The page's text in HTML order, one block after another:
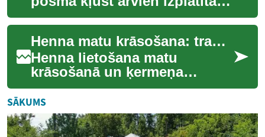
parādība mūsdienu darba
tirgū. Šī tendence atspoguļo
main...
Henna matu krāsošana: tradīcijas un mūsdienu prakse
Henna lietošana matu
krāsošanā un ķermeņa
apgleznošanā ir viena no
vecākajām skaistuma
praksēm pasaulē, kas
saglabāju...
SĀKUMS